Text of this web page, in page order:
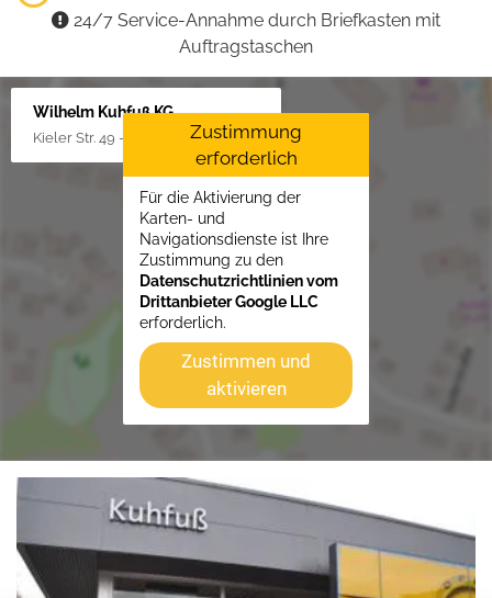
24/7 Service-Annahme durch Briefkasten mit
Auftragstaschen
Wilhelm Kuhfuß KG
Kieler Str. 49 - 51, 25451 Quickborn
Zustimmung
erforderlich
Für die Aktivierung der
Karten- und
Navigationsdienste ist Ihre
Zustimmung zu den
Datenschutzrichtlinien vom
Drittanbieter Google LLC
erforderlich.
Zustimmen und
aktivieren